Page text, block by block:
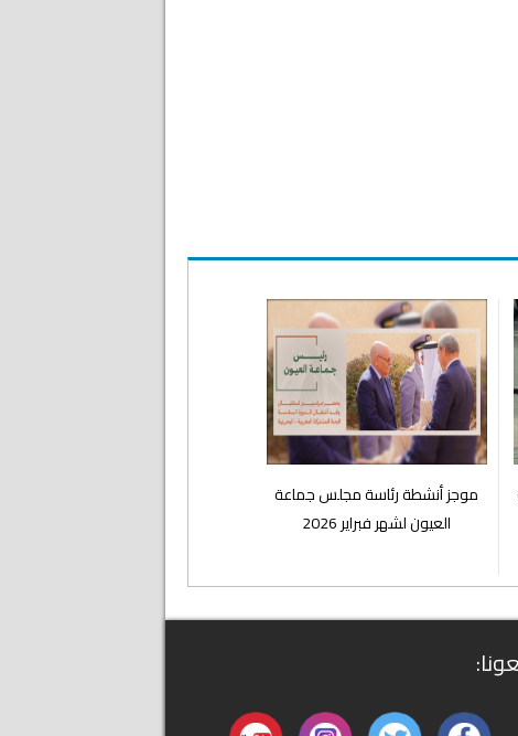
موجز أنشطة رئاسة مجلس جماعة
العيون لشهر فبراير 2026